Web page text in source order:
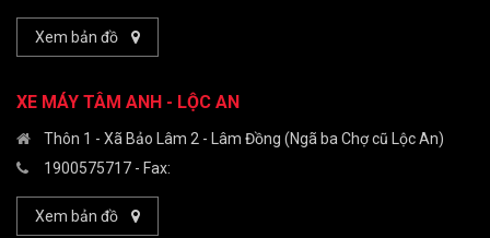
Xem bản đồ
XE MÁY TÂM ANH - LỘC AN
Thôn 1 - Xã Bảo Lâm 2 - Lâm Đồng (Ngã ba Chợ cũ Lộc An)
1900575717 - Fax:
Xem bản đồ